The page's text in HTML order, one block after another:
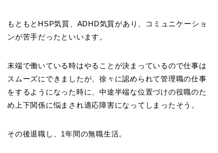
もともとHSP気質、ADHD気質があり、コミュニケーショ
ンが苦手だったといいます。
末端で働いている時はやることが決まっているので仕事は
スムーズにできましたが、徐々に認められて管理職の仕事
をするようになった時に、中途半端な位置づけの役職のた
め上下関係に悩まされ適応障害になってしまったそう。
その後退職し、1年間の無職生活。